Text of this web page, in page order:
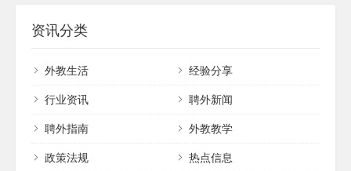
更新，以提供最优质的教育资源。我们始终坚持以客户为中心，
为广大学子提供专业、高效的外教服务，助力他们更好地掌握英
资讯分类
外教生活
经验分享
行业资讯
聘外新闻
聘外指南
外教教学
政策法规
热点信息